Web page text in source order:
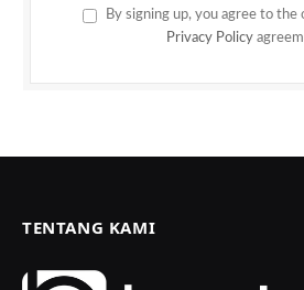
By signing up, you agree to the
Privacy Policy
TENTANG KAMI